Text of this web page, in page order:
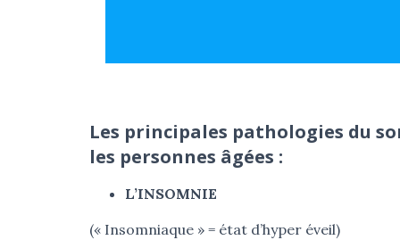
Les principales pathologies du
les personnes âgées :
L’INSOMNIE
(« Insomniaque » = état d’hyper éveil)